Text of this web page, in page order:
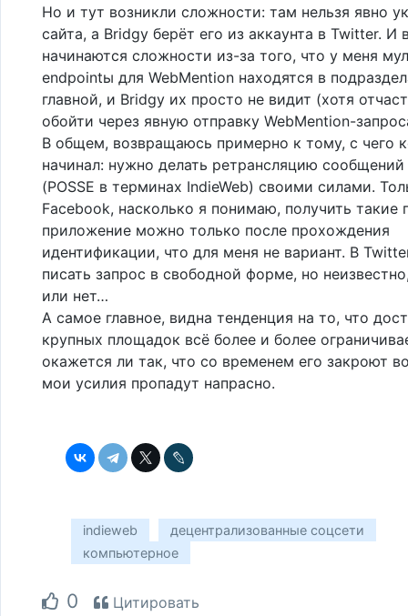
Но и тут возникли сложности: там нельзя явно
сайта, а Bridgy берёт его из аккаунта в Twitter. И
начинаются сложности из-за того, что у меня
endpointы для WebMention находятся в
главной, и Bridgy их просто не видит (хотя
обойти через явную отправку WebMention-
В общем, возвращаюсь примерно к тому, с чего
начинал: нужно делать ретрансляцию
(POSSE в терминах IndieWeb) своими силами.
Facebook, насколько я понимаю, получить такие
приложение можно только после прохождения
идентификации, что для меня не вариант. В
писать запрос в свободной форме, но
или нет…
А самое главное, видна тенденция на то, что
крупных площадок всё более и более
окажется ли так, что со временем его закроют
мои усилия пропадут напрасно.
indieweb
децентрализованные соцсети
компьютерное
0 Цитировать